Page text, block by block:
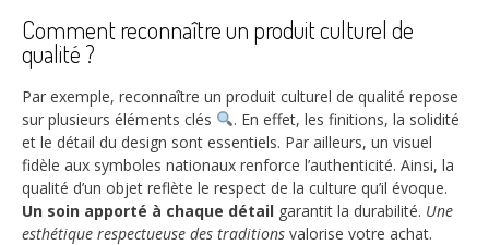
Comment reconnaître un produit culturel de
qualité ?
Par exemple, reconnaître un produit culturel de qualité repose
sur plusieurs éléments clés
. En effet, les finitions, la solidité
et le détail du design sont essentiels. Par ailleurs, un visuel
fidèle aux symboles nationaux renforce l’authenticité. Ainsi, la
qualité d’un objet reflète le respect de la culture qu’il évoque.
Un soin apporté à chaque détail garantit la durabilité. Une
esthétique respectueuse des traditions valorise votre achat.